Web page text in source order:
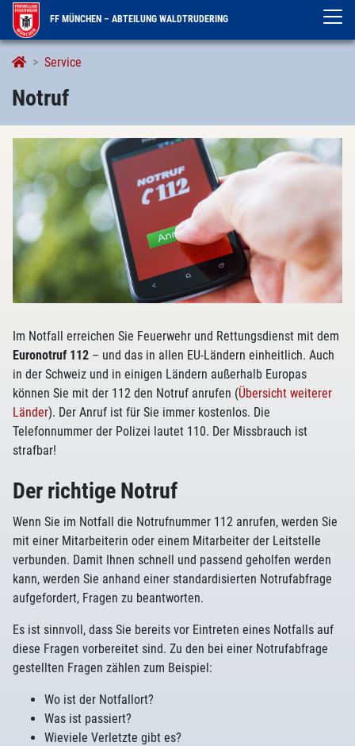
FF MÜNCHEN – ABTEILUNG WALDTRUDERING
Service
Notruf
Notruf
Im Notfall erreichen Sie Feuerwehr und Rettungsdienst mit dem
Euronotruf 112 – und das in allen EU-Ländern einheitlich. Auch
in der Schweiz und in einigen Ländern außerhalb Europas
können Sie mit der 112 den Notruf anrufen (Übersicht weiterer
Länder). Der Anruf ist für Sie immer kostenlos. Die
Telefonnummer der Polizei lautet 110. Der Missbrauch ist
strafbar!
Der richtige Notruf
Wenn Sie im Notfall die Notrufnummer 112 anrufen, werden Sie
mit einer Mitarbeiterin oder einem Mitarbeiter der Leitstelle
verbunden. Damit Ihnen schnell und passend geholfen werden
kann, werden Sie anhand einer standardisierten Notrufabfrage
aufgefordert, Fragen zu beantworten.
Es ist sinnvoll, dass Sie bereits vor Eintreten eines Notfalls auf
diese Fragen vorbereitet sind. Zu den bei einer Notrufabfrage
gestellten Fragen zählen zum Beispiel:
Wo ist der Notfallort?
Was ist passiert?
Wieviele Verletzte gibt es?